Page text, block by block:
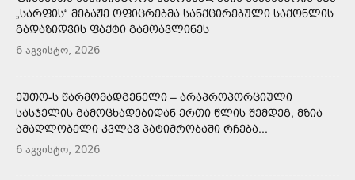
„ᲡᲐᲠᲤᲘᲡ“ ᲛᲔᲑᲐᲟᲔ ᲝᲤᲘᲪᲠᲔᲑᲛᲐ ᲡᲐᲜᲥᲪᲘᲠᲔᲑᲣᲚᲘ ᲡᲐᲥᲝᲜᲚᲘᲡ
ᲒᲐᲓᲐᲖᲘᲓᲕᲘᲡ ᲤᲐᲥᲢᲘ ᲒᲐᲛᲝᲐᲕᲚᲘᲜᲔᲡ
6 აგვისტო, 2026
ᲔᲣᲗᲝ-Ს ᲬᲐᲠᲛᲝᲛᲐᲓᲒᲔᲜᲔᲚᲘ – ᲐᲠᲐᲞᲠᲝᲞᲝᲠᲪᲘᲣᲚᲘ
ᲡᲐᲡᲯᲔᲚᲘᲡ ᲒᲐᲛᲝᲪᲮᲐᲓᲔᲑᲘᲓᲐᲜ ᲔᲠᲗᲘ ᲬᲚᲘᲡ ᲨᲔᲛᲓᲔᲒ, ᲛᲖᲘᲐ
ᲐᲛᲐᲦᲚᲝᲑᲔᲚᲘ ᲙᲕᲚᲐᲕ ᲞᲐᲢᲘᲛᲠᲝᲑᲐᲨᲘ ᲠᲩᲔᲑᲐ...
6 აგვისტო, 2026